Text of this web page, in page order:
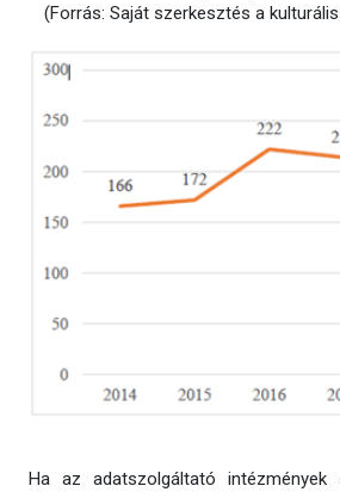
(Forrás: Saját szerkesztés a
Ha az adatszolgáltató intézmények